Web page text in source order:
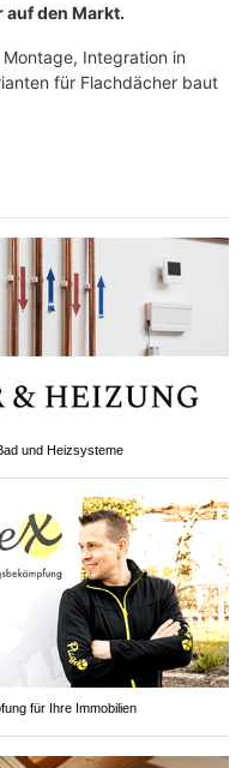
auf den Markt.
Integration in
für Flachdächer baut
und Heizsysteme
für Ihre Immobilien